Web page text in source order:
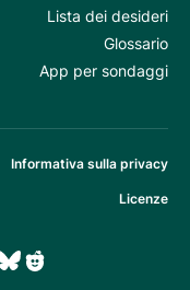
Lista dei desideri
Glossario
App per sondaggi
Informativa sulla privacy
Licenze